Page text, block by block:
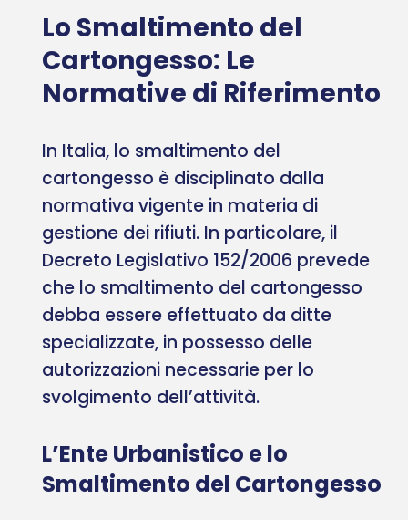
Lo Smaltimento del
Cartongesso: Le
Normative di Riferimento
In Italia, lo smaltimento del
cartongesso è disciplinato dalla
normativa vigente in materia di
gestione dei rifiuti. In particolare, il
Decreto Legislativo 152/2006 prevede
che lo smaltimento del cartongesso
debba essere effettuato da ditte
specializzate, in possesso delle
autorizzazioni necessarie per lo
svolgimento dell’attività.
L’Ente Urbanistico e lo
Smaltimento del Cartongesso